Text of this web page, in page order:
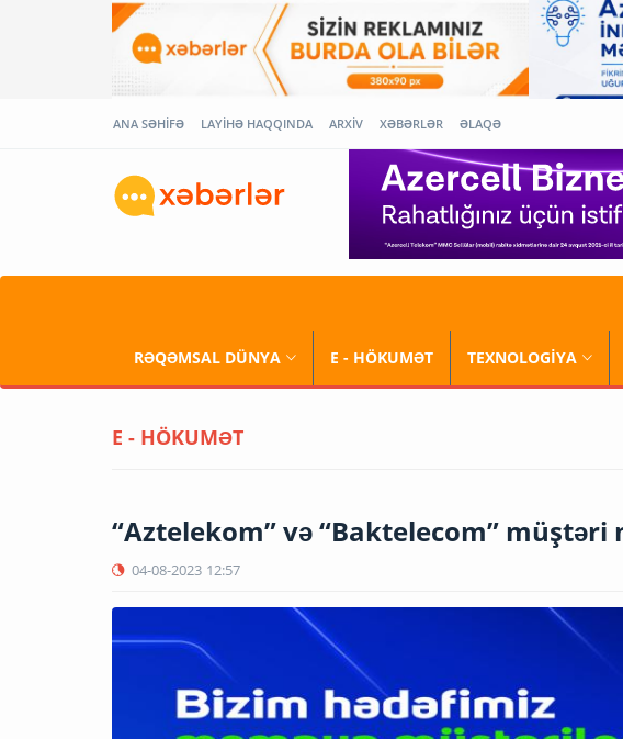
ANA SƏHİFƏ LAYİHƏ HAQQINDA ARXİV XƏBƏRLƏR ƏLAQƏ
RƏQƏMSAL DÜNYA E - HÖKUMƏT TEXNOLOGİYA
E - HÖKUMƏT
“Aztelekom” və “Baktelecom”
04-08-2023 12:57